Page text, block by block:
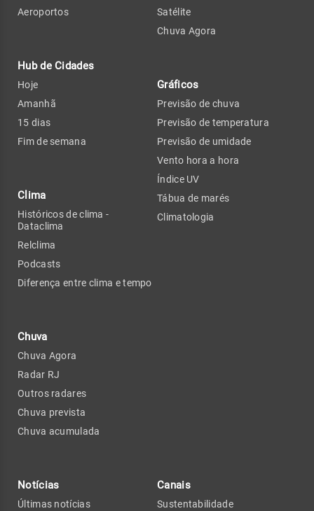
Aeroportos
Hub de Cidades
Hoje
Amanhã
15 dias
Fim de semana
Clima
Históricos de clima -
Dataclima
Relclima
Podcasts
Diferença entre clima e tempo
Chuva
Chuva Agora
Radar RJ
Outros radares
Chuva prevista
Chuva acumulada
Satélite
Chuva Agora
Gráficos
Previsão de chuva
Previsão de temperatura
Previsão de umidade
Vento hora a hora
Índice UV
Tábua de marés
Climatologia
Notícias
Últimas notícias
Canais
Sustentabilidade